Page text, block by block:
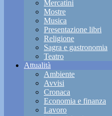
Mercatini
Mostre
Musica
Presentazione libri
Religione
Sagra e gastronomia
Teatro
Attualità
Ambiente
Avvisi
Cronaca
Economia e finanza
Lavoro